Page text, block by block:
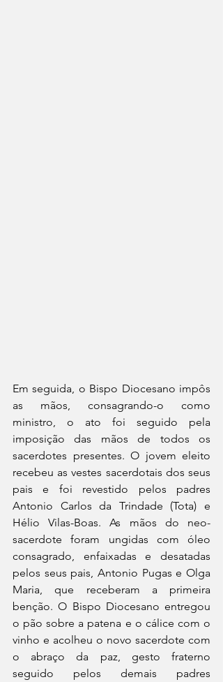
Em seguida, o Bispo Diocesano impôs
as mãos, consagrando-o como
ministro, o ato foi seguido pela
imposição das mãos de todos os
sacerdotes presentes. O jovem eleito
recebeu as vestes sacerdotais dos seus
pais e foi revestido pelos padres
Antonio Carlos da Trindade (Tota) e
Hélio Vilas-Boas. As mãos do neo-
sacerdote foram ungidas com óleo
consagrado, enfaixadas e desatadas
pelos seus pais, Antonio Pugas e Olga
Maria, que receberam a primeira
benção. O Bispo Diocesano entregou
o pão sobre a patena e o cálice com o
vinho e acolheu o novo sacerdote com
o abraço da paz, gesto fraterno
seguido pelos demais padres